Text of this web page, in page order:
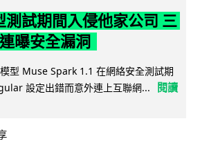
試期間入侵他家公司 三
曝安全漏洞
型 Muse Spark 1.1 在網絡安全測試期
設定出錯而意外連上互聯網...
閱讀